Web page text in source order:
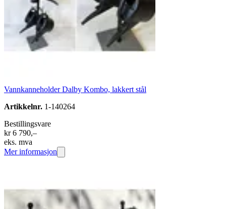
Vannkanneholder Dalby Kombo, lakkert stål
Artikkelnr. 1-140264
Bestillingsvare
kr 6 790,–
eks. mva
Mer informasjon